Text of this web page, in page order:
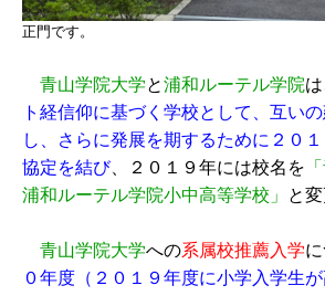
正門です。
青山学院大学と浦和ルーテル学院は
ト経信仰に基づく学校として、互い
し、さらに発展を期するために２０
協定を結び、２０１９年には校名を
浦和ルーテル学院小中高等学校」
と
青山学院大学への系属校推薦入学
０年度（２０１９年度に小学入学生